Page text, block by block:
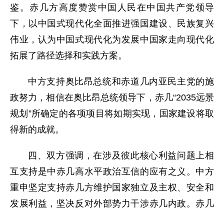
鉴。赤几方高度赞赏中国人民在中国共产党领导
下，以中国式现代化全面推进强国建设、民族复兴
伟业，认为中国式现代化为发展中国家走向现代化
拓展了路径选择和实践方案。
中方支持奥比昂总统和赤道几内亚民主党的施
政努力，相信在奥比昂总统领导下，赤几“2035远景
规划”所确定的各项项目将如期实现，国家建设将取
得新的成就。
四、双方强调，在涉及彼此核心利益问题上相
互支持是中赤几高水平政治互信的应有之义。中方
重申坚定支持赤几方维护国家独立及主权、安全和
发展利益，坚决反对外部势力干涉赤几内政。赤几